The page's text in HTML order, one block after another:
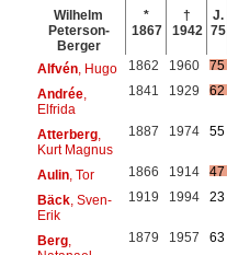
Wilhelm
Peterson-
Berger
*
1867
†
1942
J.
75
Alfvén, Hugo 1862 1960
75
Andrée,
Elfrida
1841 1929 62
Atterberg,
Kurt Magnus
1887 1974 55
Aulin, Tor 1866 1914
47
Bäck, Sven-
Erik
1919 1994 23
Berg,
1879 1957 63